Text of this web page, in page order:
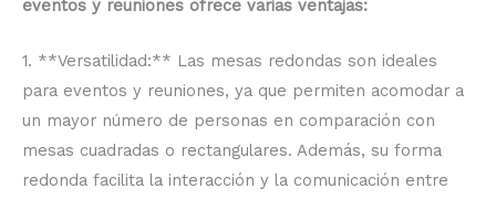
eventos y reuniones ofrece varias ventajas:
1. **Versatilidad:** Las mesas redondas son ideales
para eventos y reuniones, ya que permiten acomodar a
un mayor número de personas en comparación con
mesas cuadradas o rectangulares. Además, su forma
redonda facilita la interacción y la comunicación entre